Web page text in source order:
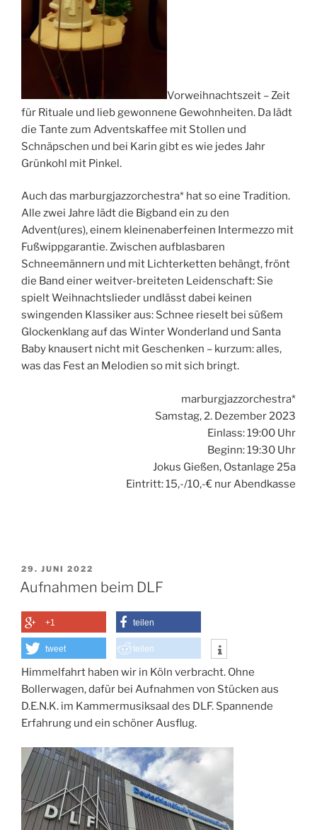
Vorweihnachtszeit – Zeit
für Rituale und lieb gewonnene Gewohnheiten. Da lädt
die Tante zum Adventskaffee mit Stollen und
Schnäpschen und bei Karin gibt es wie jedes Jahr
Grünkohl mit Pinkel.
Auch das marburgjazzorchestra* hat so eine Tradition.
Alle zwei Jahre lädt die Bigband ein zu den
Advent(ures), einem kleinenaberfeinen Intermezzo mit
Fußwippgarantie. Zwischen aufblasbaren
Schneemännern und mit Lichterketten behängt, frönt
die Band einer weitver-breiteten Leidenschaft: Sie
spielt Weihnachtslieder undlässt dabei keinen
swingenden Klassiker aus: Schnee rieselt bei süßem
Glockenklang auf das Winter Wonderland und Santa
Baby knausert nicht mit Geschenken – kurzum: alles,
was das Fest an Melodien so mit sich bringt.
marburgjazzorchestra*
Samstag, 2. Dezember 2023
Einlass: 19:00 Uhr
Beginn: 19:30 Uhr
Jokus Gießen, Ostanlage 25a
Eintritt: 15,-/10,-€ nur Abendkasse
VERÖFFENTLICHT
AM
29. JUNI 2022
Aufnahmen beim DLF
+1 teilen
tweet teilen
Himmelfahrt haben wir in Köln verbracht. Ohne
Bollerwagen, dafür bei Aufnahmen von Stücken aus
D.E.N.K. im Kammermusiksaal des DLF. Spannende
Erfahrung und ein schöner Ausflug.